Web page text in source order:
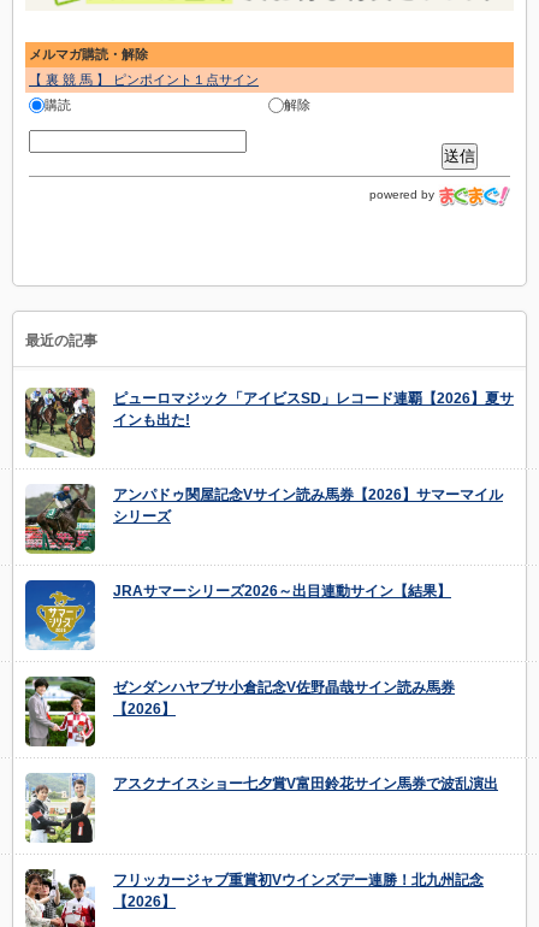
メルマガ購読・解除
【 裏 競 馬 】 ピンポイント１点サイン
購読
解除
powered by
最近の記事
ピューロマジック「アイビスSD」レコード連覇【2026】夏サ
インも出た!
アンパドゥ関屋記念Vサイン読み馬券【2026】サマーマイル
シリーズ
JRAサマーシリーズ2026～出目連動サイン【結果】
ゼンダンハヤブサ小倉記念V佐野晶哉サイン読み馬券
【2026】
アスクナイスショー七夕賞V富田鈴花サイン馬券で波乱演出
フリッカージャブ重賞初Vウインズデー連勝！北九州記念
【2026】